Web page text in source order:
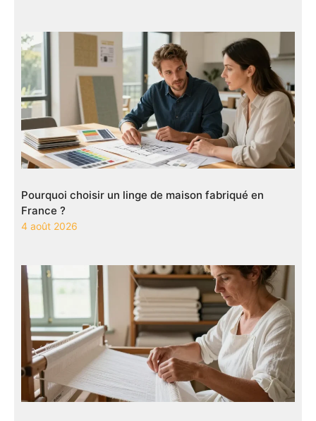
Pourquoi choisir un linge de maison fabriqué en
France ?
4 août 2026